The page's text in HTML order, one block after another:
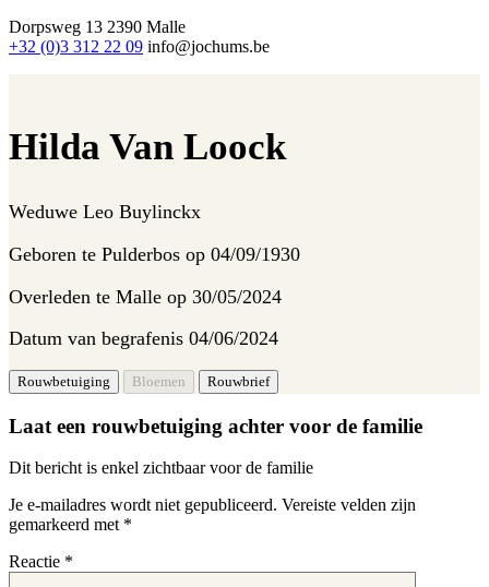
Dorpsweg 13 2390 Malle
+32 (0)3 312 22 09 info@jochums.be
Hilda Van Loock
Weduwe Leo Buylinckx
Geboren te Pulderbos op 04/09/1930
Overleden te Malle op 30/05/2024
Datum van begrafenis 04/06/2024
Laat een rouwbetuiging achter voor de familie
Dit bericht is enkel zichtbaar voor de familie
Je e-mailadres wordt niet gepubliceerd. Vereiste velden zijn
gemarkeerd met *
Reactie *